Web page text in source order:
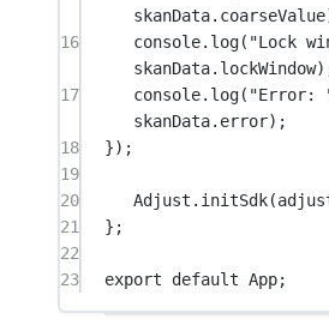
16
console. log( "Lock
17
console. log( "Error:
skanData.error);
18
});
19
20
Adjust. initSdk
21
};
22
23
export default App;